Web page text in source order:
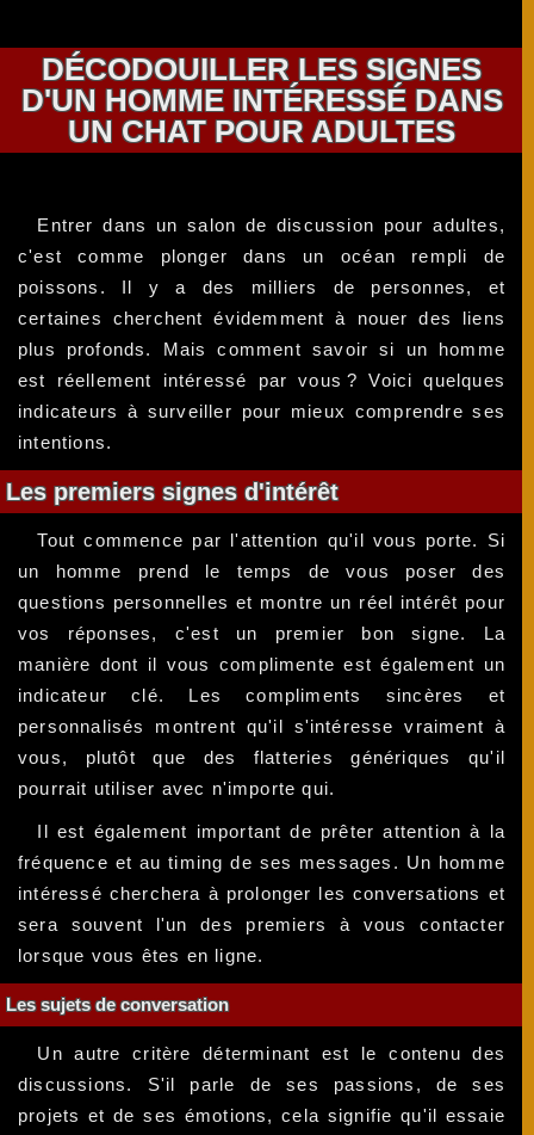
DÉCODOUILLER LES SIGNES
D'UN HOMME INTÉRESSÉ DANS
UN CHAT POUR ADULTES
Entrer dans un salon de discussion pour adultes,
c'est comme plonger dans un océan rempli de
poissons. Il y a des milliers de personnes, et
certaines cherchent évidemment à nouer des liens
plus profonds. Mais comment savoir si un homme
est réellement intéressé par vous ? Voici quelques
indicateurs à surveiller pour mieux comprendre ses
intentions.
Les premiers signes d'intérêt
Tout commence par l'attention qu'il vous porte. Si
un homme prend le temps de vous poser des
questions personnelles et montre un réel intérêt pour
vos réponses, c'est un premier bon signe. La
manière dont il vous complimente est également un
indicateur clé. Les compliments sincères et
personnalisés montrent qu'il s'intéresse vraiment à
vous, plutôt que des flatteries génériques qu'il
pourrait utiliser avec n'importe qui.
Il est également important de prêter attention à la
fréquence et au timing de ses messages. Un homme
intéressé cherchera à prolonger les conversations et
sera souvent l'un des premiers à vous contacter
lorsque vous êtes en ligne.
Les sujets de conversation
Un autre critère déterminant est le contenu des
discussions. S'il parle de ses passions, de ses
projets et de ses émotions, cela signifie qu'il essaie